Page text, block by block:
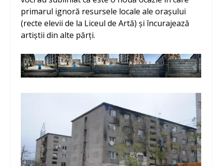
primarul ignoră resursele locale ale orașului
(recte elevii de la Liceul de Artă) și încurajează
artiștii din alte părți.